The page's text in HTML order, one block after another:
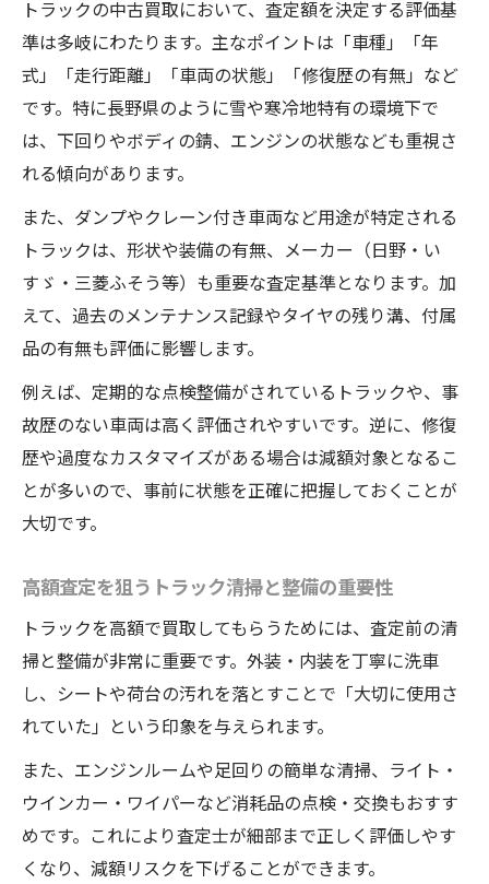
トラックの中古買取において、査定額を決定する評価基
準は多岐にわたります。主なポイントは「車種」「年
式」「走行距離」「車両の状態」「修復歴の有無」など
です。特に長野県のように雪や寒冷地特有の環境下で
は、下回りやボディの錆、エンジンの状態なども重視さ
れる傾向があります。
また、ダンプやクレーン付き車両など用途が特定される
トラックは、形状や装備の有無、メーカー（日野・い
すゞ・三菱ふそう等）も重要な査定基準となります。加
えて、過去のメンテナンス記録やタイヤの残り溝、付属
品の有無も評価に影響します。
例えば、定期的な点検整備がされているトラックや、事
故歴のない車両は高く評価されやすいです。逆に、修復
歴や過度なカスタマイズがある場合は減額対象となるこ
とが多いので、事前に状態を正確に把握しておくことが
大切です。
高額査定を狙うトラック清掃と整備の重要性
トラックを高額で買取してもらうためには、査定前の清
掃と整備が非常に重要です。外装・内装を丁寧に洗車
し、シートや荷台の汚れを落とすことで「大切に使用さ
れていた」という印象を与えられます。
また、エンジンルームや足回りの簡単な清掃、ライト・
ウインカー・ワイパーなど消耗品の点検・交換もおすす
めです。これにより査定士が細部まで正しく評価しやす
くなり、減額リスクを下げることができます。